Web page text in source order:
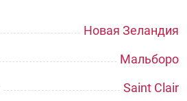
Новая Зеландия
Мальборо
Saint Clair